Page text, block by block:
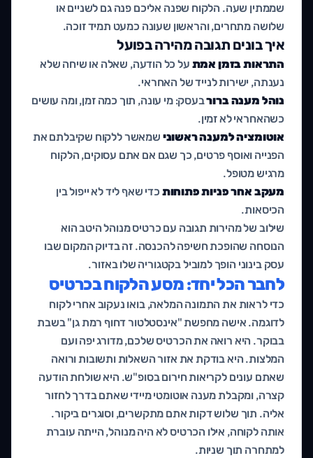
שממתין שעה. הלקוח שפנה אליכם פנה גם לשניים או
שלושה מתחרים, והראשון שעונה כמעט תמיד זוכה.
איך בונים תגובה מהירה בפועל
התראות בזמן אמת על כל הודעה, שאלה או שיחה שלא
נענתה, ישירות לנייד של האחראי.
נוהל מענה ברורבעסק: מי עונה, תוך כמה זמן, ומה עושים
כשהאחראי לא זמין.
אוטומציה למענה ראשוני שמאשר ללקוח שקיבלתם את
הפנייה ואוסף פרטים, כך שגם אם אתם עסוקים, הלקוח
מרגיש מטופל.
מעקב אחר פניות פתוחות כדי שאף ליד לא ייפול בין
הכיסאות.
שילוב של מהירות תגובה עם כרטיס מנוהל היטב הוא
הנוסחה שהופכת חשיפה להכנסה. זה בדיוק המקום שבו
עסק בינוני הופך למוביל בקטגוריה שלו באזור.
לחבר הכל יחד: מסע הלקוח בכרטיס
כדי לראות את התמונה המלאה, בואו נעקוב אחרי לקוח
לדוגמה. אישה מחפשת "אינסטלטור דחוף רמת גן" בשבת
בבוקר. היא רואה את הכרטיס שלכם, מדורג יפה ועם
המלצות. היא בודקת את אזור השאלות ותשובות ורואה
שאתם עונים לקריאות חירום בסופ"ש. היא שולחת הודעה
קצרה, ומקבלת מענה אוטומטי מיידי שאתם בדרך לחזור
אליה. תוך שלוש דקות אתם מתקשרים, וסוגרים ביקור.
אותה לקוחה, אילו הכרטיס לא היה מנוהל, הייתה עוברת
למתחרה תוך שניות.